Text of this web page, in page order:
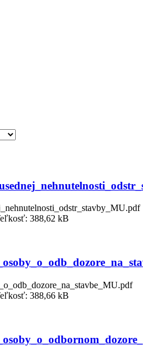
388,62 kB
388,66 kB